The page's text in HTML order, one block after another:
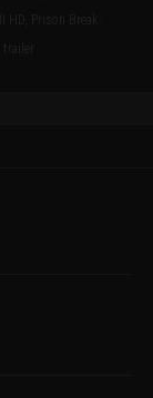
Prison Break:
trailer